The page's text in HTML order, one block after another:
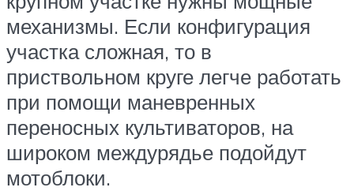
механизмы. Если конфигурация
участка сложная, то в
приствольном круге легче работать
при помощи маневренных
переносных культиваторов, на
широком междурядье подойдут
мотоблоки.